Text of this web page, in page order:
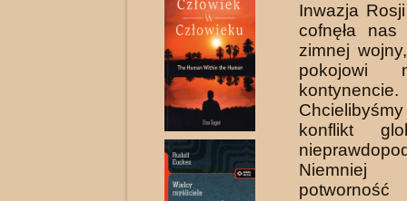
Inwazja
cofnęła
zimnej
pokojowi
kontynencie.
konflikt